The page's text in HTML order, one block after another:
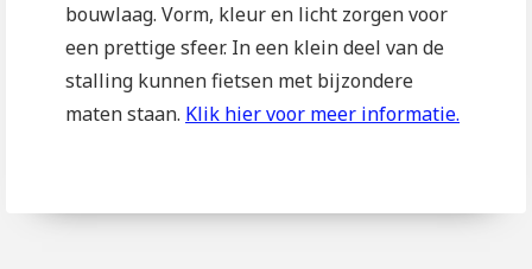
bouwlaag. Vorm, kleur en licht zorgen voor
een prettige sfeer. In een klein deel van de
stalling kunnen fietsen met bijzondere
maten staan. Klik hier voor meer informatie.